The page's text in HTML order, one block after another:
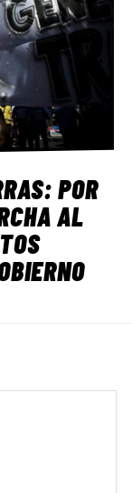
POR
AL